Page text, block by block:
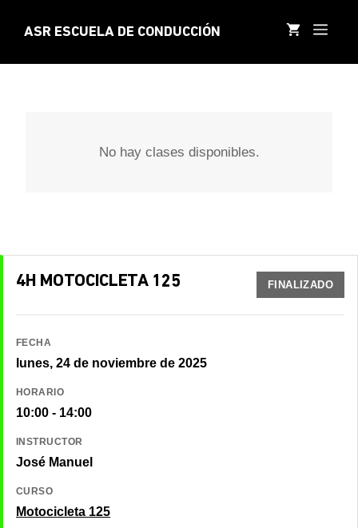
contenido
ASR ESCUELA DE CONDUCCIÓN
No hay clases disponibles.
4H MOTOCICLETA 125 FINALIZADO
FECHA
lunes, 24 de noviembre de 2025
HORARIO
10:00 - 14:00
INSTRUCTOR
José Manuel
CURSO
Motocicleta 125